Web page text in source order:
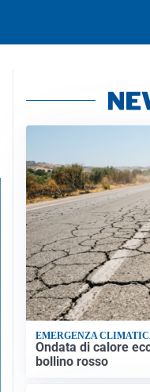
EMERGENZA
Ondata di calore
bollino rosso